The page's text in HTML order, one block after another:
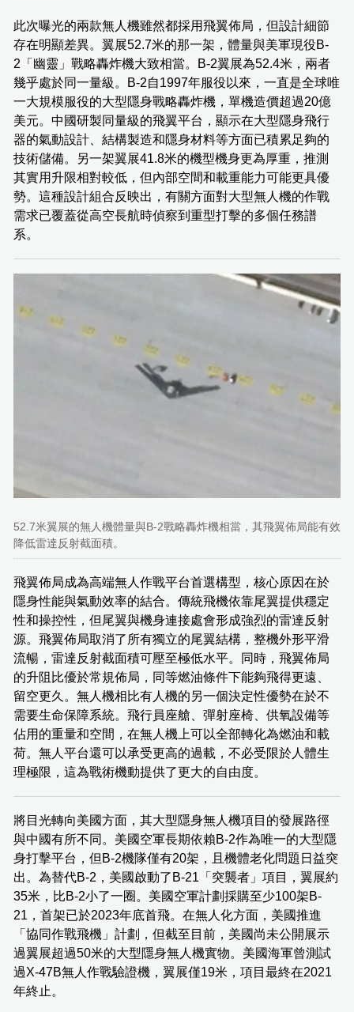
此次曝光的兩款無人機雖然都採用飛翼佈局，但設計細節
存在明顯差異。翼展52.7米的那一架，體量與美軍現役B-
2「幽靈」戰略轟炸機大致相當。B-2翼展為52.4米，兩者
幾乎處於同一量級。B-2自1997年服役以來，一直是全球唯
一大規模服役的大型隱身戰略轟炸機，單機造價超過20億
美元。中國研製同量級的飛翼平台，顯示在大型隱身飛行
器的氣動設計、結構製造和隱身材料等方面已積累足夠的
技術儲備。另一架翼展41.8米的機型機身更為厚重，推測
其實用升限相對較低，但內部空間和載重能力可能更具優
勢。這種設計組合反映出，有關方面對大型無人機的作戰
需求已覆蓋從高空長航時偵察到重型打擊的多個任務譜
系。
52.7米翼展的無人機體量與B-2戰略轟炸機相當，其飛翼佈局能有效
降低雷達反射截面積。
飛翼佈局成為高端無人作戰平台首選構型，核心原因在於
隱身性能與氣動效率的結合。傳統飛機依靠尾翼提供穩定
性和操控性，但尾翼與機身連接處會形成強烈的雷達反射
源。飛翼佈局取消了所有獨立的尾翼結構，整機外形平滑
流暢，雷達反射截面積可壓至極低水平。同時，飛翼佈局
的升阻比優於常規佈局，同等燃油條件下能夠飛得更遠、
留空更久。無人機相比有人機的另一個決定性優勢在於不
需要生命保障系統。飛行員座艙、彈射座椅、供氧設備等
佔用的重量和空間，在無人機上可以全部轉化為燃油和載
荷。無人平台還可以承受更高的過載，不必受限於人體生
理極限，這為戰術機動提供了更大的自由度。
將目光轉向美國方面，其大型隱身無人機項目的發展路徑
與中國有所不同。美國空軍長期依賴B-2作為唯一的大型隱
身打擊平台，但B-2機隊僅有20架，且機體老化問題日益突
出。為替代B-2，美國啟動了B-21「突襲者」項目，翼展約
35米，比B-2小了一圈。美國空軍計劃採購至少100架B-
21，首架已於2023年底首飛。在無人化方面，美國推進
「協同作戰飛機」計劃，但截至目前，美國尚未公開展示
過翼展超過50米的大型隱身無人機實物。美國海軍曾測試
過X-47B無人作戰驗證機，翼展僅19米，項目最終在2021
年終止。